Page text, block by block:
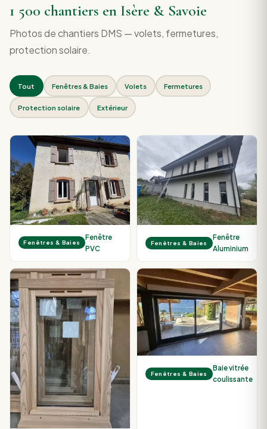
1 500 chantiers en Isère & Savoie
Photos de chantiers DMS — volets, fermetures,
protection solaire.
Tout Fenêtres & Baies Volets Fermetures
Protection solaire Extérieur
Fenêtres & Baies
Fenêtre
PVC
Fenêtres & Baies
Fenêtre
Aluminium
Fenêtres & Baies
Baie vitrée
coulissante